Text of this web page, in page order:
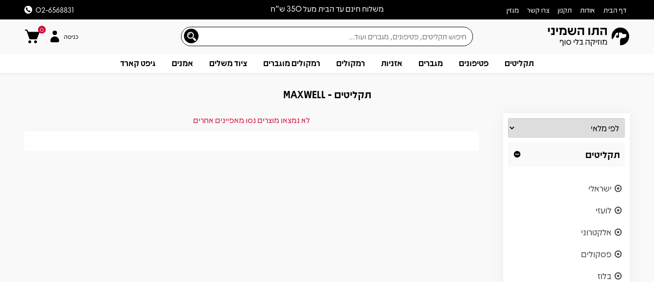
משלוח חינם עד הבית מעל 350 ש״ח דף הבית אודות תקנון צרו קשר מגזין 02-6568831
0
כניסה
תקליטים פטיפונים מגברים אזניות רמקולים רמקולים מוגברים ציוד משלים אמנים גיפט קארד
תקליטים - MAXWELL
תקליטים
ישראלי
לועזי
אלקטרוני
פסקולים
בלוז
לא נמצאו מוצרים נסו מאפיינים אחרים